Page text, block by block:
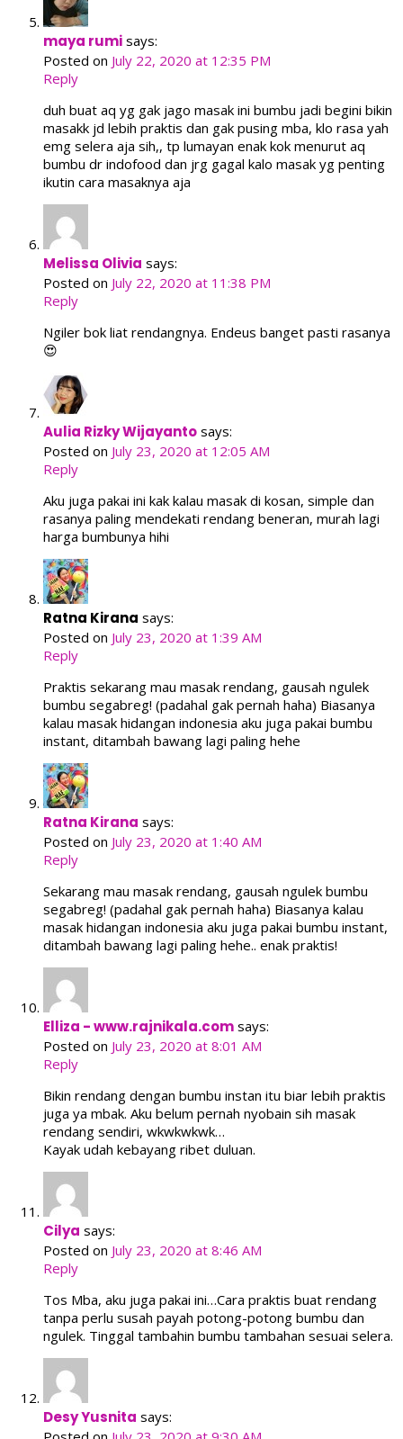
maya rumi says:
Posted on July 22, 2020 at 12:35 PM
Reply
duh buat aq yg gak jago masak ini bumbu jadi begini bikin
masakk jd lebih praktis dan gak pusing mba, klo rasa yah
emg selera aja sih,, tp lumayan enak kok menurut aq
bumbu dr indofood dan jrg gagal kalo masak yg penting
ikutin cara masaknya aja
Melissa Olivia says:
Posted on July 22, 2020 at 11:38 PM
Reply
Ngiler bok liat rendangnya. Endeus banget pasti rasanya
😍
Aulia Rizky Wijayanto says:
Posted on July 23, 2020 at 12:05 AM
Reply
Aku juga pakai ini kak kalau masak di kosan, simple dan
rasanya paling mendekati rendang beneran, murah lagi
harga bumbunya hihi
Ratna Kirana says:
Posted on July 23, 2020 at 1:39 AM
Reply
Praktis sekarang mau masak rendang, gausah ngulek
bumbu segabreg! (padahal gak pernah haha) Biasanya
kalau masak hidangan indonesia aku juga pakai bumbu
instant, ditambah bawang lagi paling hehe
Ratna Kirana says:
Posted on July 23, 2020 at 1:40 AM
Reply
Sekarang mau masak rendang, gausah ngulek bumbu
segabreg! (padahal gak pernah haha) Biasanya kalau
masak hidangan indonesia aku juga pakai bumbu instant,
ditambah bawang lagi paling hehe.. enak praktis!
Elliza - www.rajnikala.com says:
Posted on July 23, 2020 at 8:01 AM
Reply
Bikin rendang dengan bumbu instan itu biar lebih praktis
juga ya mbak. Aku belum pernah nyobain sih masak
rendang sendiri, wkwkwkwk…
Kayak udah kebayang ribet duluan.
Cilya says:
Posted on July 23, 2020 at 8:46 AM
Reply
Tos Mba, aku juga pakai ini…Cara praktis buat rendang
tanpa perlu susah payah potong-potong bumbu dan
ngulek. Tinggal tambahin bumbu tambahan sesuai selera.
Desy Yusnita says: